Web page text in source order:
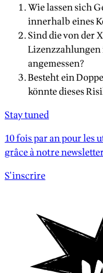
Wie lassen sich
innerhalb eines
Sind die von der
Lizenzzahlungen
angemessen?
Besteht ein
könnte dieses
Stay tuned
10 fois par an pour les
grâce à notre
S'inscrire